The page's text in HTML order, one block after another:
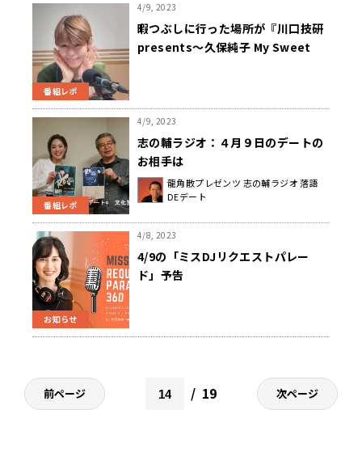
番組レポ
4/9, 2023
暇つぶしに行った場所が『川口技研
presents～久保純子 My Sweet
番組レポ
4/9, 2023
志の輔ラジオ：４月９日のデートの
お相手は
龍角散プレゼンツ 志の輔ラジオ 落語
DEデート
お知らせ
4/8, 2023
4/9の「ミスDJリクエストパレー
ド」予告
前ページ 19 次ページ